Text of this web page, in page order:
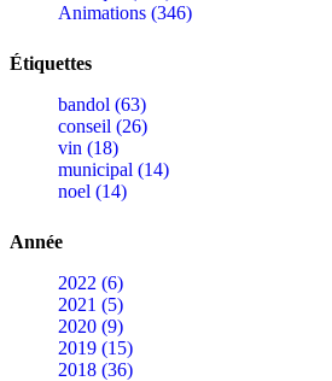
Animations (346)
Étiquettes
bandol (63)
conseil (26)
vin (18)
municipal (14)
noel (14)
Année
2022 (6)
2021 (5)
2020 (9)
2019 (15)
2018 (36)